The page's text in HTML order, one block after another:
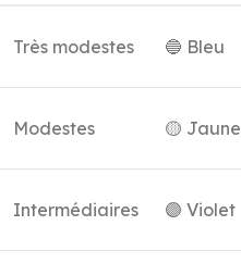
Très modestes 🔵 Bleu
Modestes 🟡 Jaune
Intermédiaires 🟣 Violet